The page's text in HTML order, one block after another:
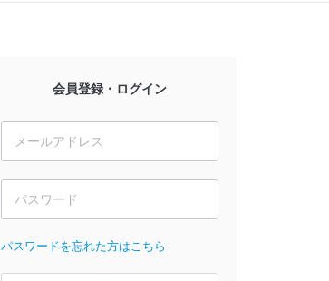
会員登録・ログイン
パスワードを忘れた方はこちら